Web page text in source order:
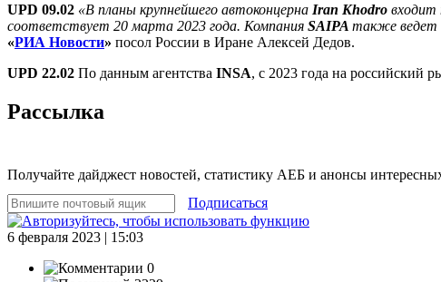
UPD 09.02 «В планы крупнейшего автоконцерна Iran Khodro входит
соответствует 20 марта 2023 года. Компания SAIPA также ведет
«РИА Новости» посол России в Иране Алексей Дедов.
UPD 22.02 По данным агентства INSA, с 2023 года на российский
Рассылка
Получайте дайджест новостей, статистику АЕБ и анонсы
Подписаться
6 февраля 2023 | 15:03
0